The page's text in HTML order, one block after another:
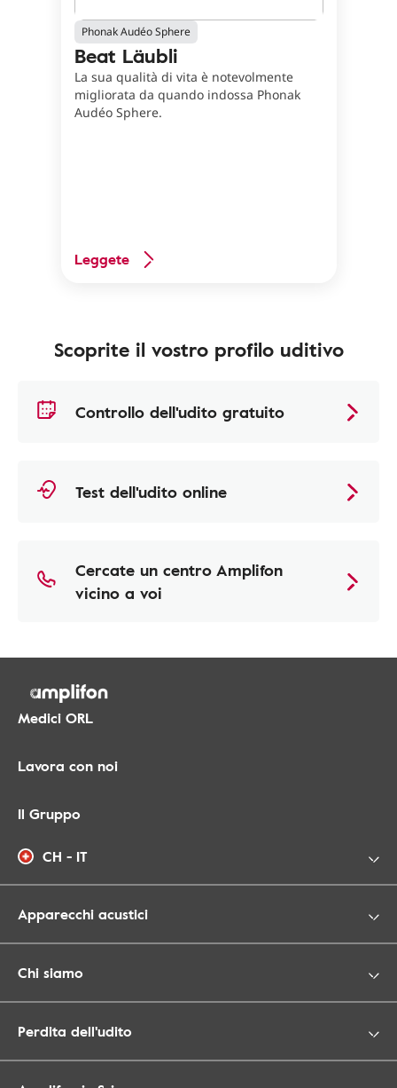
Phonak Audéo Sphere
Beat Läubli
La sua qualità di vita è notevolmente
migliorata da quando indossa Phonak
Audéo Sphere.
Leggete
Scoprite il vostro profilo uditivo
Controllo dell'udito gratuito
Test dell'udito online
Cercate un centro Amplifon
vicino a voi
Medici ORL
Lavora con noi
Il Gruppo
CH - IT
Apparecchi acustici
Chi siamo
Perdita dell'udito